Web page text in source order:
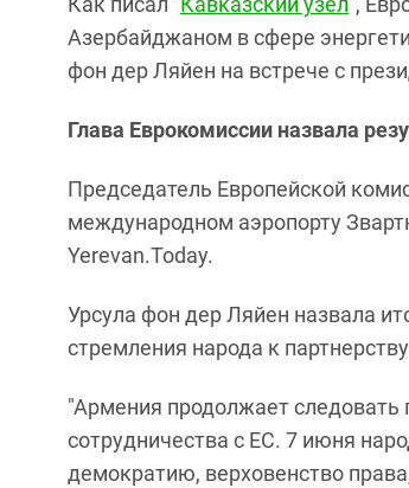
Азербайджаном в сфере
фон дер Ляйен на встрече с
Глава Еврокомиссии назвала
Председатель Европейской
международном аэропорту
Yerevan.Today.
Урсула фон дер Ляйен назвала
стремления народа к
"Армения продолжает следовать
сотрудничества с ЕС. 7 июня
демократию, верховенство